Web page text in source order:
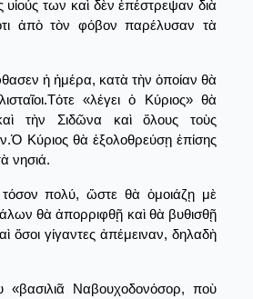
των καὶ δὲν ἐπέστρεψαν διὰ
ἀπὸ τὸν φόβον παρέλυσαν τὰ
ἡ ἡμέρα, κατὰ τὴν ὁποίαν θὰ
«λέγει ὁ Κύριος» θὰ
τὴν Σιδῶνα καὶ ὅλους τοὺς
Κύριος θὰ ἐξολοθρεύσῃ ἐπίσης
νησιά.
πολύ, ὥστε θὰ ὁμοιάζῃ μὲ
θὰ ἀπορριφθῇ καὶ θὰ βυθισθῇ
ὅσοι γίγαντες ἀπέμειναν, δηλαδὴ
Ναβουχοδονόσορ, ποὺ